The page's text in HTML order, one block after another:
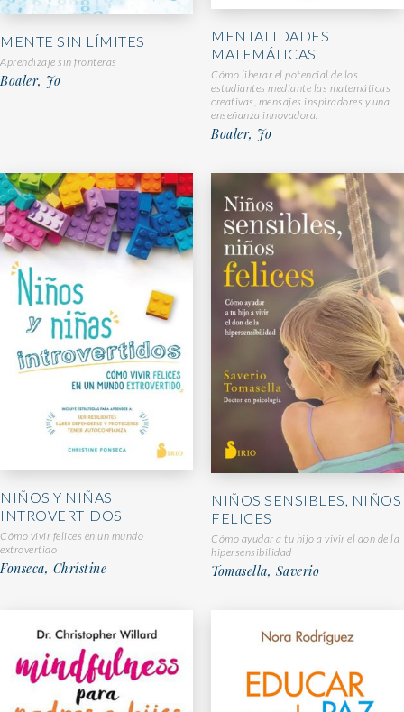
MENTE SIN LÍMITES
Aprendizaje sin fronteras
Boaler, Jo
MENTALIDADES
MATEMÁTICAS
Cómo liberar el potencial de los
estudiantes mediante las matemáticas
creativas, mensajes inspiradores y una
enseñanza innovadora.
Boaler, Jo
NIÑOS Y NIÑAS
INTROVERTIDOS
Cómo vivir felices en un mundo
extrovertido
Fonseca, Christine
NIÑOS SENSIBLES, NIÑOS
FELICES
Cómo ayudar a tu hijo a vivir el don de la
hipersensibilidad
Tomasella, Saverio